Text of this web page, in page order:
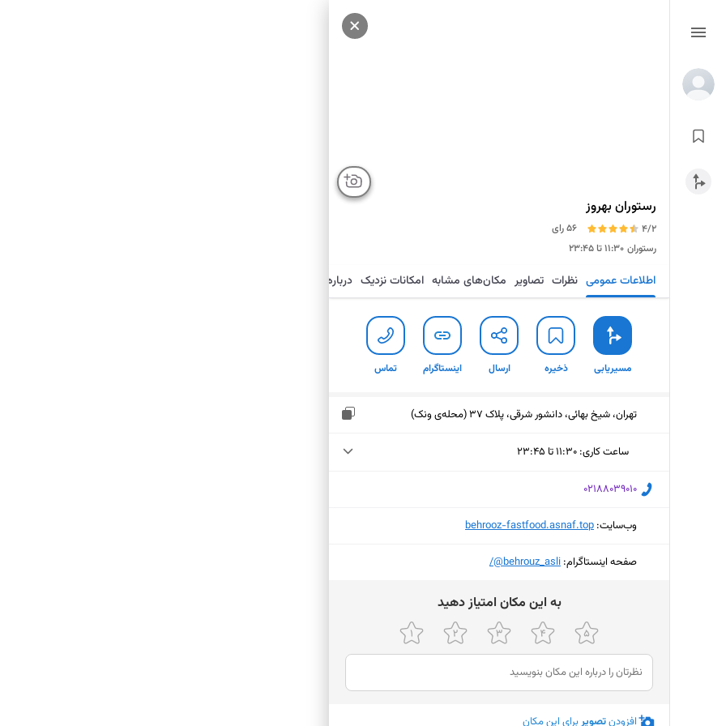
رستوران بهروز
4/2
56 رای
رستوران ۱۱:۳۰ تا ۲۳:۴۵
اطلاعات عمومی نظرات تصاویر مکان‌های مشابه امکانات نزدیک درباره
مسیریابی ذخیره ارسال اینستاگرام تماس
تهران، شیخ بهائی، دانشور شرقی، پلاک 37 (محله‌ی ونک)
ساعت کاری: ۱۱:۳۰ تا ۲۳:۴۵
یکشنبه (امروز)
۱۱:۳۰ تا ۲۳:۴۵
جمعه
۱۱:۳۰ تا ۲۳:۴۵
شنبه
۱۱:۳۰ تا ۲۳:۴۵
‎02188039010
وب‌سایت: ‎behrooz-fastfood.asnaf.top
صفحه اینستاگرام: ‎@behrouz_asli/
ﺑﻪ اﯾﻦ ﻣﮑﺎن اﻣﺘﯿﺎز دﻫﯿﺪ
افزودنتصویربرای این مکان